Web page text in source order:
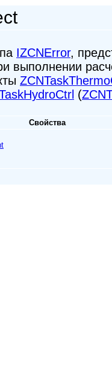
IZCNError,
выполнении
(
Свойства